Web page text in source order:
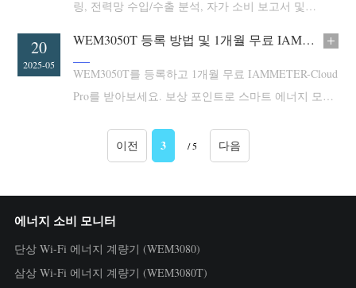
링, 전력망 수입/수출 분석, 자가 소비 보고서 및
20
2025-05
WEM3050T 등록 방법 및 1개월 무료 IAMMETER-Cloud Pro 이용권 활성화 가이드 | IAMMETER
WEM3050T를 등록하고 1개월 무료 IAMMETER-Cloud
Pro를 받아보세요. 보상 포인트로 스마트 에너지 모니
해 보세요.이전 3 / 5 다음
에너지 소비 모니터
단상 Wi-Fi 에너지 계량기 (WEM3080)
삼상 Wi-Fi 에너지 계량기 (WEM3080T)